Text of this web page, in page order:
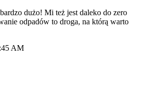
dużo! Mi też jest daleko do zero
odpadów to droga, na którą warto
AM